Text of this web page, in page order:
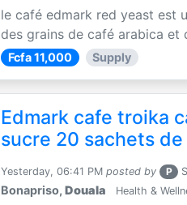
le café edmark red yeast est
des grains de café arabica et
Fcfa 11,000 Supply
Edmark cafe troika
sucre 20 sachets de
Yesterday, 06:41 PM posted by P
Bonapriso,Douala Health &